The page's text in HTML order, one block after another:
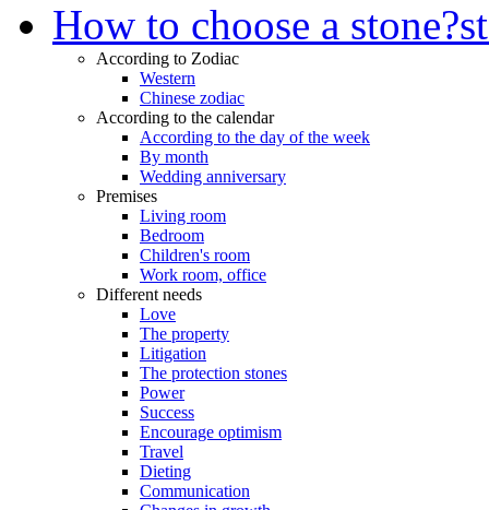
How to choose a stone?
According to Zodiac
Western
Chinese zodiac
According to the calendar
According to the day of the week
By month
Wedding anniversary
Premises
Living room
Bedroom
Children's room
Work room, office
Different needs
Love
The property
Litigation
The protection stones
Power
Success
Encourage optimism
Travel
Dieting
Communication